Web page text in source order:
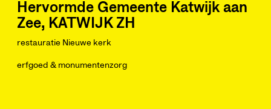
Hervormde Gemeente Katwijk aan
Zee, KATWIJK ZH
restauratie Nieuwe kerk
erfgoed & monumentenzorg